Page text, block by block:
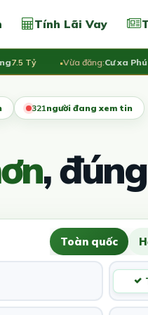
Tính Lãi Vay
Tỷ Vừa đăng:Cư xa Phú
321người đang xem tin
,
Toàn quốc